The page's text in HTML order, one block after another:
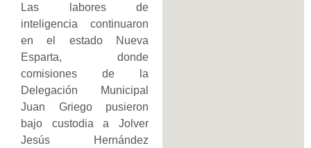
Las labores de
inteligencia continuaron
en el estado Nueva
Esparta, donde
comisiones de la
Delegación Municipal
Juan Griego pusieron
bajo custodia a Jolver
Jesús Hernández